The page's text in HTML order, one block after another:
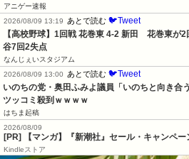
アニゲー速報
2026/08/09 13:19
あとで読む 🐦Tweet
【高校野球】1回戦 花巻東 4-2 新田　花巻東が
谷7回2失点
なんじぇいスタジアム
2026/08/09 13:00
あとで読む 🐦Tweet
いのちの党・奥田ふみよ議員「いのちと向き合
ツッコミ殺到ｗｗｗｗ
はちま起稿
2026/08/09
[PR] 【マンガ】『新潮社』セール・キャンペ
Kindleストア